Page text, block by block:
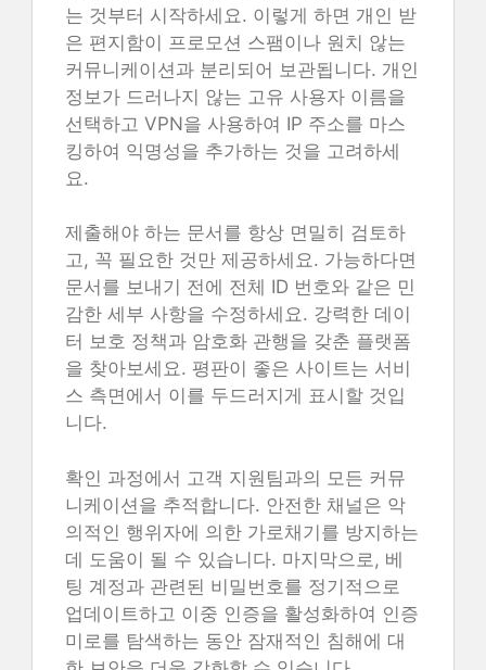
는 것부터 시작하세요. 이렇게 하면 개인 받
은 편지함이 프로모션 스팸이나 원치 않는
커뮤니케이션과 분리되어 보관됩니다. 개인
정보가 드러나지 않는 고유 사용자 이름을
선택하고 VPN을 사용하여 IP 주소를 마스
킹하여 익명성을 추가하는 것을 고려하세
요.
제출해야 하는 문서를 항상 면밀히 검토하
고, 꼭 필요한 것만 제공하세요. 가능하다면
문서를 보내기 전에 전체 ID 번호와 같은 민
감한 세부 사항을 수정하세요. 강력한 데이
터 보호 정책과 암호화 관행을 갖춘 플랫폼
을 찾아보세요. 평판이 좋은 사이트는 서비
스 측면에서 이를 두드러지게 표시할 것입
니다.
확인 과정에서 고객 지원팀과의 모든 커뮤
니케이션을 추적합니다. 안전한 채널은 악
의적인 행위자에 의한 가로채기를 방지하는
데 도움이 될 수 있습니다. 마지막으로, 베
팅 계정과 관련된 비밀번호를 정기적으로
업데이트하고 이중 인증을 활성화하여 인증
미로를 탐색하는 동안 잠재적인 침해에 대